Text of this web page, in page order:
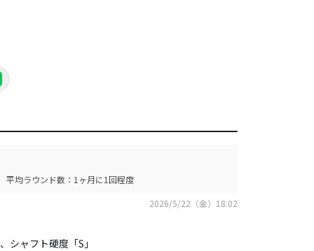
平均ラウンド数：1ヶ月に1回程度
2026/5/22（金）18:02
シャフト硬度「S」